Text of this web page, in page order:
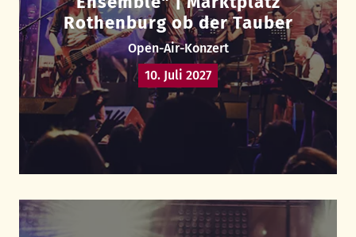
Rothenburg ob der Tauber
Open-Air-Konzert
10. Juli 2027